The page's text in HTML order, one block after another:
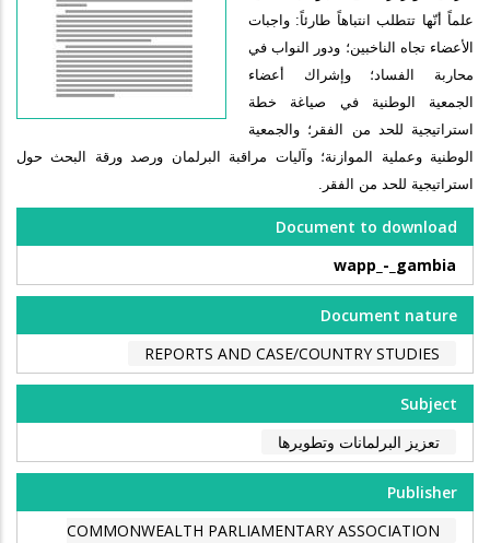
علماً أنّها تتطلب انتباهاً طارئاً: واجبات
الأعضاء تجاه الناخبين؛ ودور النواب في
محاربة الفساد؛ وإشراك أعضاء
الجمعية الوطنية في صياغة خطة
استراتيجية للحد من الفقر؛ والجمعية
الوطنية وعملية الموازنة؛ وآليات مراقبة البرلمان ورصد ورقة البحث حول
استراتيجية للحد من الفقر.
Document to download
wapp_-_gambia
Document nature
REPORTS AND CASE/COUNTRY STUDIES
Subject
تعزيز البرلمانات وتطويرها
Publisher
COMMONWEALTH PARLIAMENTARY ASSOCIATION